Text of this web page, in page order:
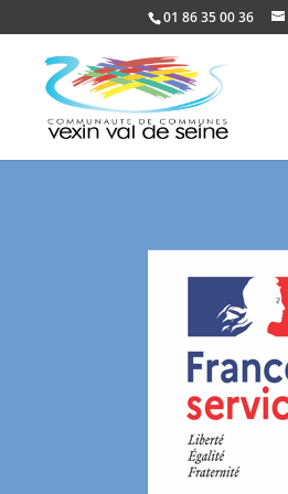
01 86 35 00 36